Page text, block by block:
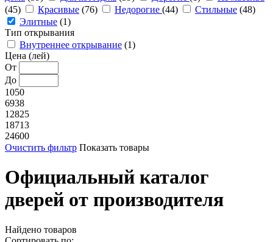
(45)
Красивые (76) Недорогие (44) Стильные (48)
Элитные (1)
Тип открывания
Внутреннее открывание (1)
Цена (лей)
От
До
1050
6938
12825
18713
24600
Очистить фильтр Показать товары
Официальный каталог
дверей от производителя
Найдено товаров